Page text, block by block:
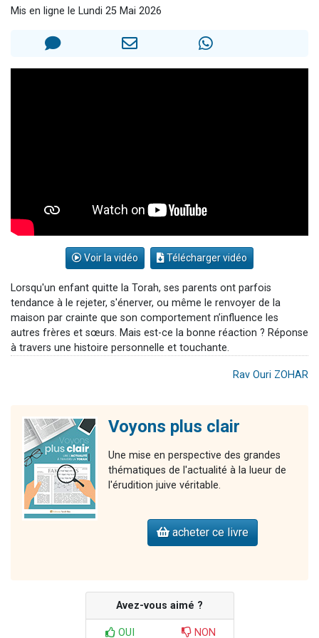
Dovan vient de donner son Maasser
Mis en ligne le Lundi 25 Mai 2026
Voir la vidéo Télécharger vidéo
Lorsqu'un enfant quitte la Torah, ses parents ont parfois
tendance à le rejeter, s'énerver, ou même le renvoyer de la
maison par crainte que son comportement n’influence les
autres frères et sœurs. Mais est-ce la bonne réaction ? Réponse
à travers une histoire personnelle et touchante.
Rav Ouri ZOHAR
Voyons plus clair
Une mise en perspective des grandes
thématiques de l'actualité à la lueur de
l'érudition juive véritable.
acheter ce livre
Avez-vous aimé ?
OUI NON